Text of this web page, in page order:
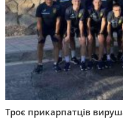
Троє прикарпатців